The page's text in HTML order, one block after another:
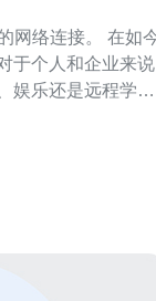
接。 在如今
于个人和企业来说
娱乐还是远程学
足了人们对于网络